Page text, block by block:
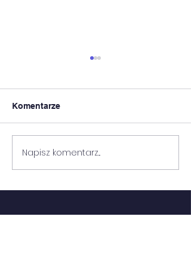
FESTYN RODZINNY
Komentarze
Napisz komentarz...